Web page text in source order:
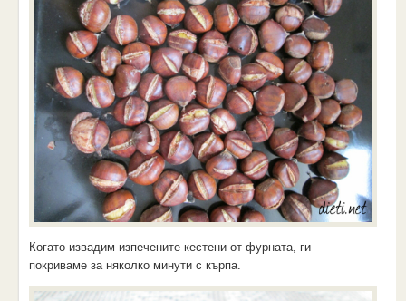
Когато извадим изпечените кестени от фурната, ги
покриваме за няколко минути с кърпа.